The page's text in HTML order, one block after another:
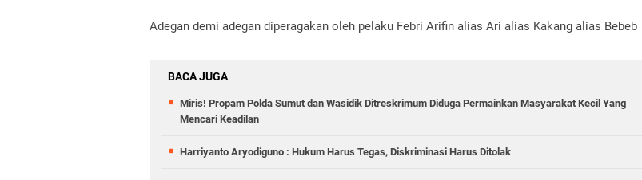
Adegan demi adegan diperagakan oleh pelaku Febri Arifin alias Ari alias Kakang alias Bebeb
BACA JUGA
Miris! Propam Polda Sumut dan Wasidik Ditreskrimum Diduga Permainkan Masyarakat Kecil Yang
Mencari Keadilan
Harriyanto Aryodiguno : Hukum Harus Tegas, Diskriminasi Harus Ditolak